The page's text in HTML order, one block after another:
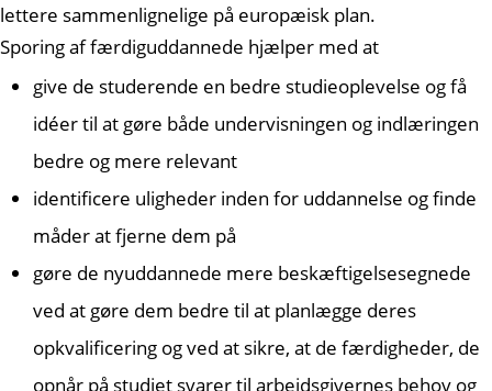
lettere sammenlignelige på europæisk plan.
Sporing af færdiguddannede hjælper med at
give de studerende en bedre studieoplevelse og få
idéer til at gøre både undervisningen og indlæringen
bedre og mere relevant
identificere uligheder inden for uddannelse og finde
måder at fjerne dem på
gøre de nyuddannede mere beskæftigelsesegnede
ved at gøre dem bedre til at planlægge deres
opkvalificering og ved at sikre, at de færdigheder, de
opnår på studiet svarer til arbejdsgivernes behov og